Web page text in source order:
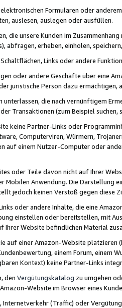
Formularen oder
auslesen, auslegen oder ausfüllen.
die unsere Kunden im
abfragen, erheben, einholen,
Links oder andere
oder andere Geschäfte über eine
juristische Person dazu
unterlassen, die nach vernünftigem
Transaktionen (zum Beispiel
keine Partner-Links oder
Computerviren, Würmern,
auf einem Nutzer-Computer oder
oder Teile davon nicht auf Ihrer
Mobilen Anwendung. Die Darstellung
jedoch keinen Verstoß gegen diese
oder andere Inhalte, die eine
einstellen oder bereitstellen, mit
Ihrer Website befindlichen Material
auf einer Amazon-Website
einem Forum, einem
Kontext) keine Partner-Links
den Vergütungskatalog zu umgehen
Website im Browser eines
Internetverkehr (Traffic) oder